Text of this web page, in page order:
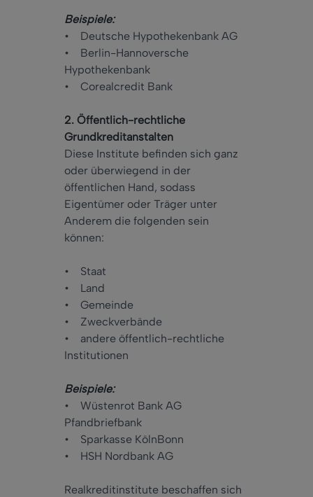
Beispiele:
• Deutsche Hypothekenbank AG
• Berlin-Hannoversche
Hypothekenbank
• Corealcredit Bank
2. Öffentlich-rechtliche
Grundkreditanstalten
Diese Institute befinden sich ganz
oder überwiegend in der
öffentlichen Hand, sodass
Eigentümer oder Träger unter
Anderem die folgenden sein
können:
• Staat
• Land
• Gemeinde
• Zweckverbände
• andere öffentlich-rechtliche
Institutionen
Beispiele:
• Wüstenrot Bank AG
Pfandbriefbank
• Sparkasse KölnBonn
• HSH Nordbank AG
Realkreditinstitute beschaffen sich